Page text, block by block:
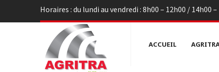
Horaires : du lundi au vendredi : 8h00 – 12h00 / 14h00 –
ACCUEIL